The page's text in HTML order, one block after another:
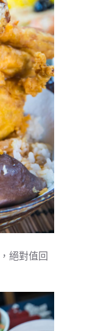
絕對值回